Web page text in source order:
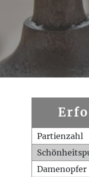
Partienzahl
Damenopfer